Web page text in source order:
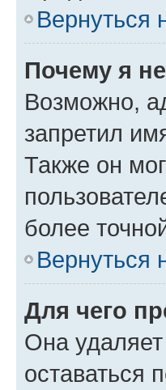
Вернуться
Почему я
Возможно,
запретил
Также он
более
Вернуться
Для чего
Она
оставаться